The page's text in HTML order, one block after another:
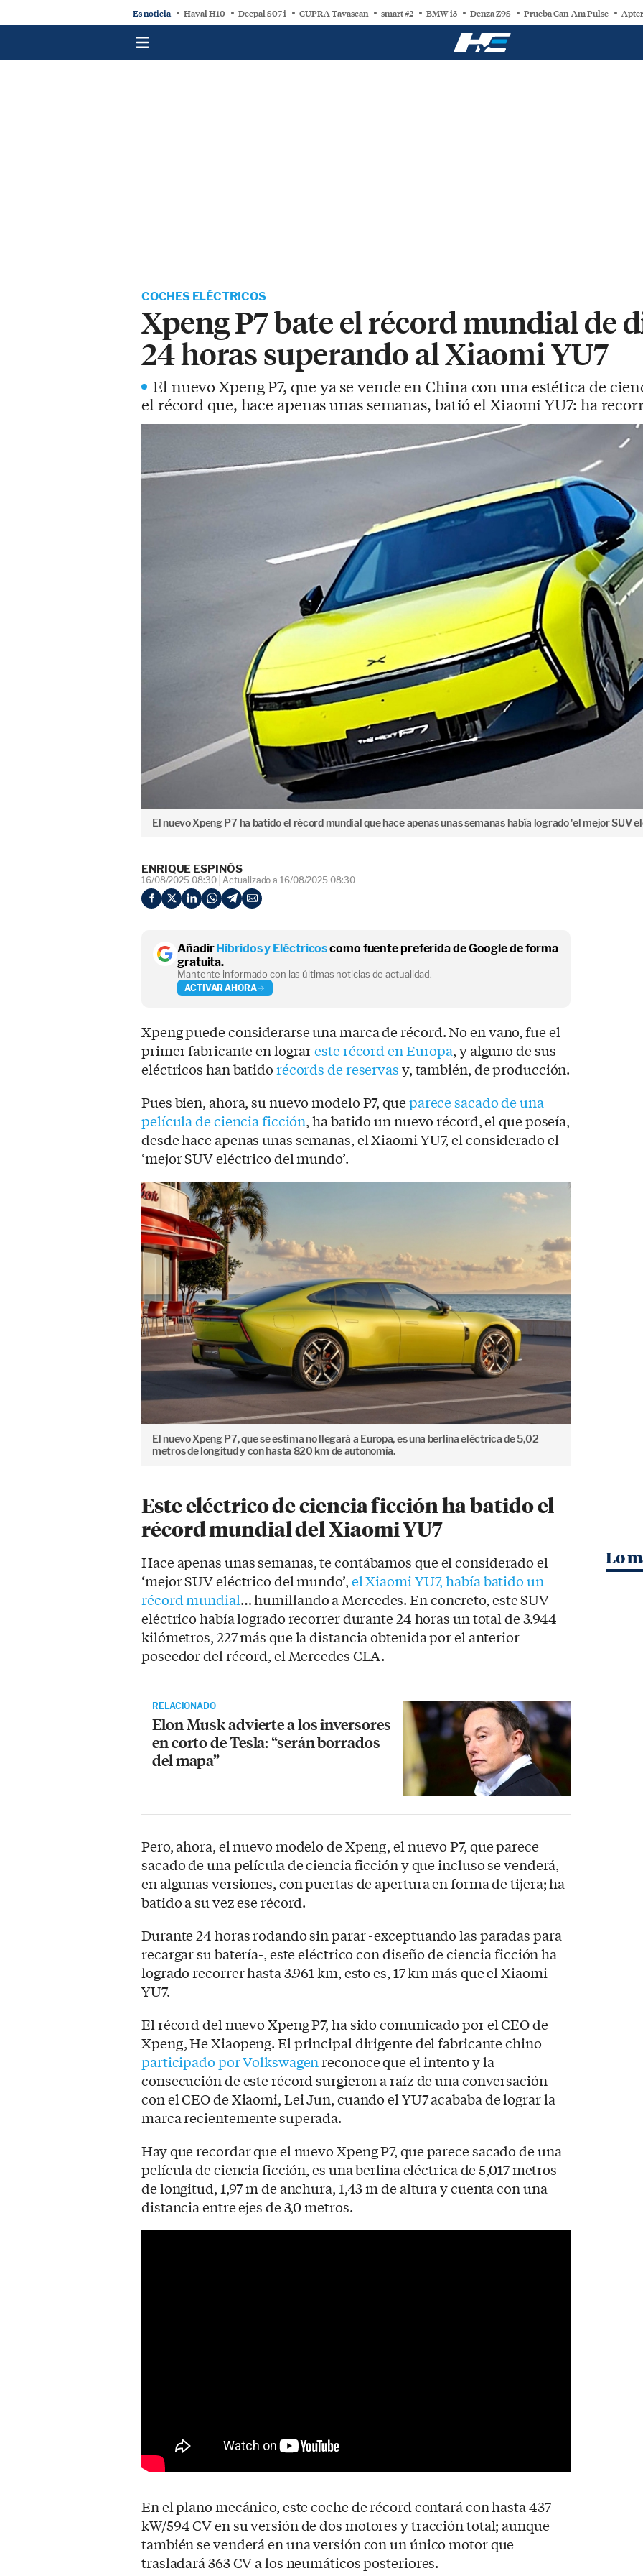
Es noticia Haval H10 Deepal S07 i CUPRA Tavascan smart #2 BMW i3 Denza Z9S Prueba Can-Am Pulse
COCHES ELÉCTRICOS
Xpeng P7 bate el récord mundial de
24 horas superando al Xiaomi YU7
El nuevo Xpeng P7, que ya se vende en China con una estética de
el récord que, hace apenas unas semanas, batió el Xiaomi YU7: ha
El nuevo Xpeng P7 ha batido el récord mundial que hace apenas unas semanas había logrado 'el mejor SUV
ENRIQUE ESPINÓS
16/08/2025 08:30 Actualizado a 16/08/2025 08:30
Añadir Híbridos y Eléctricoscomo fuente preferida de Google de forma
gratuita.
Mantente informado con las últimas noticias de actualidad.
ACTIVAR AHORA
Xpeng puede considerarse una marca de récord. No en vano, fue el
primer fabricante en lograreste récord en Europa, y alguno de sus
eléctricos han batidorécords de reservasy, también, de producción.
Pues bien, ahora, su nuevo modelo P7, queparece sacado de una
película de ciencia ficción, ha batido un nuevo récord, el que poseía,
desde hace apenas unas semanas, el Xiaomi YU7, el considerado el
‘mejor SUV eléctrico del mundo’.
El nuevo Xpeng P7, que se estima no llegará a Europa, es una berlina eléctrica de 5,02
metros de longitud y con hasta 820 km de autonomía.
Este eléctrico de ciencia ficción ha batido el
récord mundial del Xiaomi YU7
Hace apenas unas semanas, te contábamos que el considerado el
‘mejor SUV eléctrico del mundo’,el Xiaomi YU7, había batido un
récord mundial… humillando a Mercedes. En concreto, este SUV
eléctrico había logrado recorrer durante 24 horas un total de 3.944
kilómetros, 227 más que la distancia obtenida por el anterior
poseedor del récord, el Mercedes CLA.
RELACIONADO
Elon Musk advierte a los inversores
en corto de Tesla: “serán borrados
del mapa”
Pero, ahora, el nuevo modelo de Xpeng, el nuevo P7, que parece
sacado de una película de ciencia ficción y que incluso se venderá,
en algunas versiones, con puertas de apertura en forma de tijera; ha
batido a su vez ese récord.
Durante 24 horas rodando sin parar -exceptuando las paradas para
recargar su batería-, este eléctrico con diseño de ciencia ficción ha
logrado recorrer hasta 3.961 km, esto es, 17 km más que el Xiaomi
YU7.
El récord del nuevo Xpeng P7, ha sido comunicado por el CEO de
Xpeng, He Xiaopeng. El principal dirigente del fabricante chino
participado por Volkswagenreconoce que el intento y la
consecución de este récord surgieron a raíz de una conversación
con el CEO de Xiaomi, Lei Jun, cuando el YU7 acababa de lograr la
marca recientemente superada.
Hay que recordar que el nuevo Xpeng P7, que parece sacado de una
película de ciencia ficción, es una berlina eléctrica de 5,017 metros
de longitud, 1,97 m de anchura, 1,43 m de altura y cuenta con una
distancia entre ejes de 3,0 metros.
En el plano mecánico, este coche de récord contará con hasta 437
kW/594 CV en su versión de dos motores y tracción total; aunque
también se venderá en una versión con un único motor que
trasladará 363 CV a los neumáticos posteriores.
Lo